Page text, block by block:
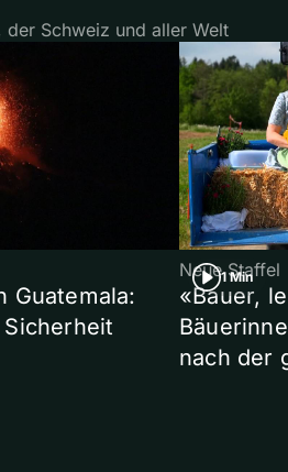
der Schweiz und aller Welt
Guatemala:
1 Min
Neue Staffel
«Bauer,
nach der